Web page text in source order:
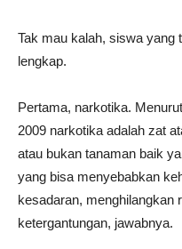
Tak mau kalah, siswa yang
lengkap.
Pertama, narkotika.
2009 narkotika adalah zat
atau bukan tanaman baik
yang bisa menyebabkan
kesadaran, menghilangkan
ketergantungan, jawabnya.